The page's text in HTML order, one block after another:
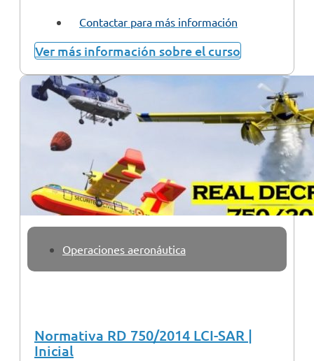
Contactar para más información
Ver más información sobre el curso
Operaciones aeronáutica
Normativa RD 750/2014 LCI-SAR |
Inicial